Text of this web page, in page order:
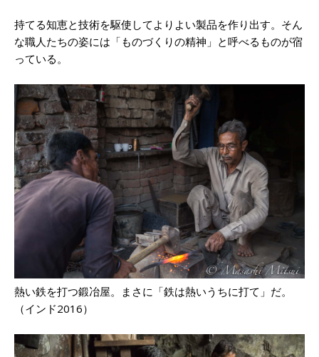
Shop
Contact
持てる知恵と技術を駆使してよりよい製品を作り出す。そん
な職人たちの姿には「ものづくりの精神」と呼べるものが宿
っている。
熱い鉄を打つ鍛冶屋。まさに「鉄は熱いうちに打て」だ。
（インド2016）